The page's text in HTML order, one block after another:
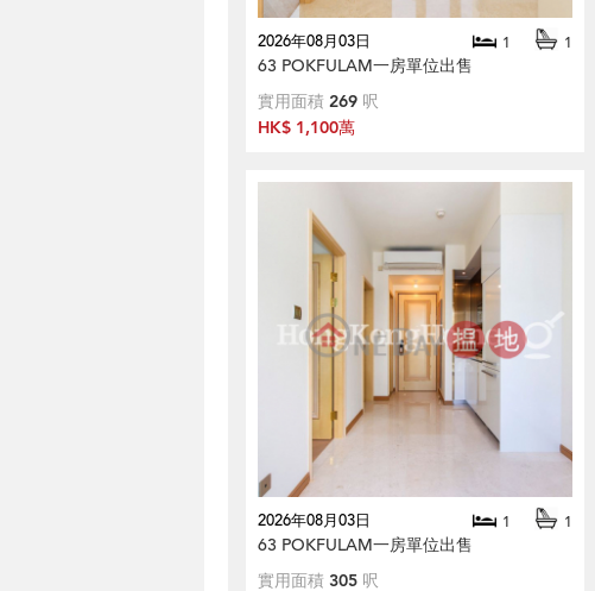
2026年08月03日 1 1
63 POKFULAM一房單位出售
實用面積 269 呎
HK$ 1,100萬
2026年08月03日 1 1
63 POKFULAM一房單位出售
實用面積 305 呎